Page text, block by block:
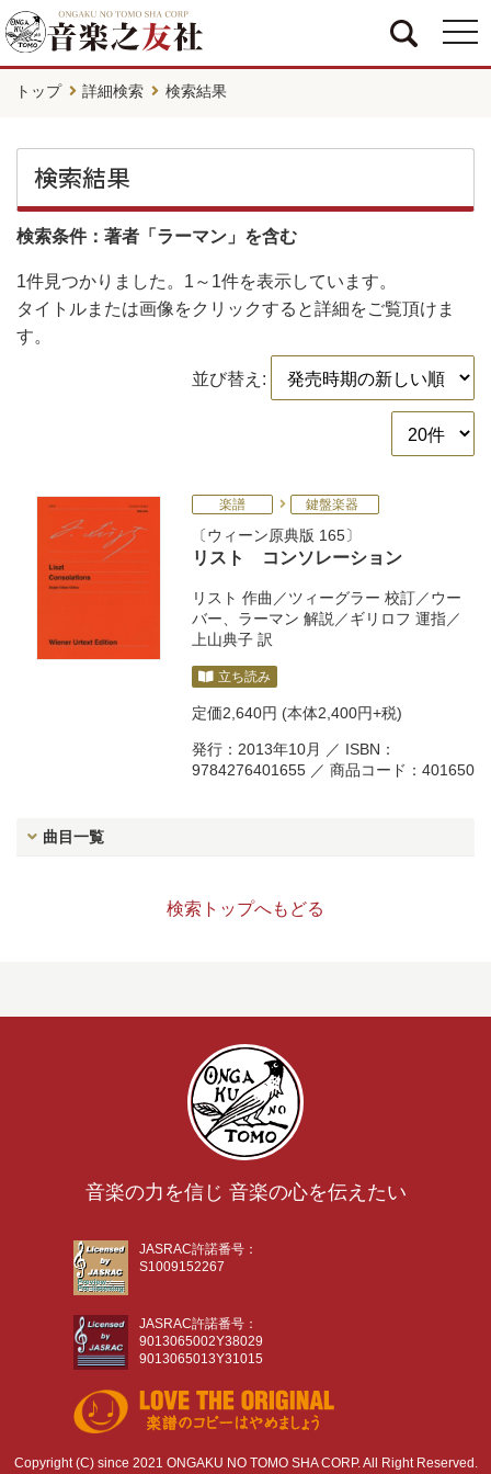
トップ 詳細検索 検索結果
検索結果
検索条件：著者「ラーマン」を含む
1件見つかりました。 1～1件を表示しています。
タイトルまたは画像をクリックすると詳細をご覧頂けま
す。
並び替え:
楽譜 鍵盤楽器
ウィーン原典版 165
リスト コンソレーション
リスト 作曲／ツィーグラー 校訂／ウー
バー
ラーマン 解説／ギリロフ 運指／
上山典子 訳
立ち読み
定価2,640円 (本体2,400円+税)
発行：2013年10月 ／ ISBN：
9784276401655 ／ 商品コード：401650
曲目一覧
検索トップへもどる
音楽の力を信じ 音楽の心を伝えたい
JASRAC許諾番号：
S1009152267
JASRAC許諾番号：
9013065002Y38029
9013065013Y31015
Copyright (C) since 2021 ONGAKU NO TOMO SHA CORP. All Right Reserved.